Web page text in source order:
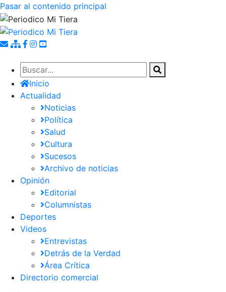
Pasar al contenido principal
Inicio
Actualidad
Noticias
Política
Salud
Cultura
Sucesos
Archivo de noticias
Opinión
Editorial
Columnistas
Deportes
Videos
Entrevistas
Detrás de la Verdad
Área Crítica
Directorio comercial